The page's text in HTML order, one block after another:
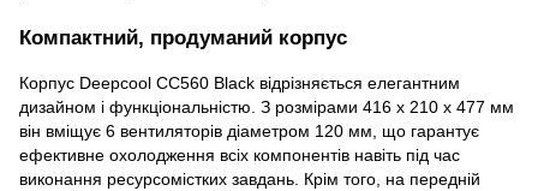
Компактний, продуманий корпус
Корпус Deepcool CC560 Black відрізняється елегантним
дизайном і функціональністю. З розмірами 416 x 210 x 477 мм
він вміщує 6 вентиляторів діаметром 120 мм, що гарантує
ефективне охолодження всіх компонентів навіть під час
виконання ресурсомістких завдань. Крім того, на передній